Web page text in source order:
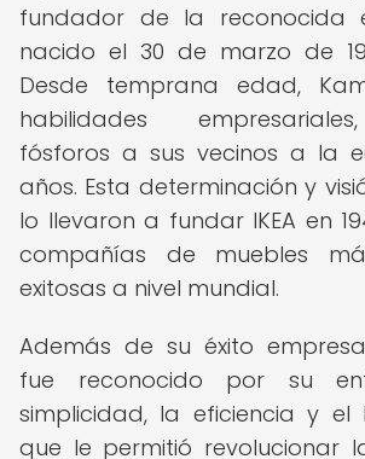
fundador de la reconocida
nacido el 30 de marzo de
Desde temprana edad,
habilidades
fósforos a sus vecinos a la
años. Esta determinación y
lo llevaron a fundar IKEA en
compañías de muebles
exitosas a nivel mundial.
Además de su éxito
fue reconocido por su
simplicidad, la eficiencia y el
que le permitió revolucionar